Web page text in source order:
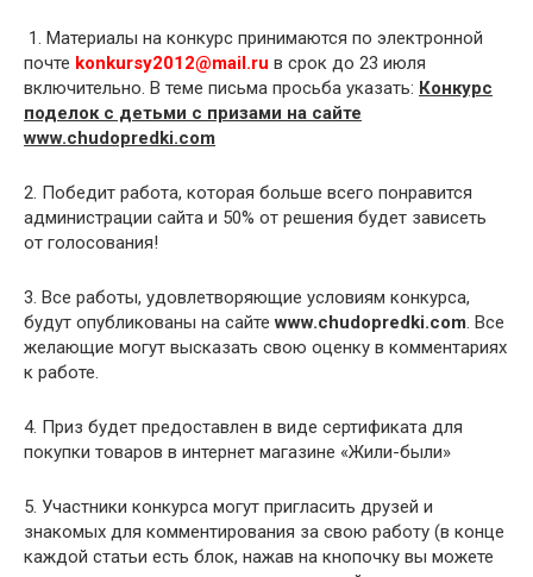
1. Материалы на конкурс принимаются по электронной
почте konkursy2012@mail.ru в срок до 23 июля
включительно. В теме письма просьба указать: Конкурс
поделок с детьми с призами на сайте
www.chudopredki.com
2. Победит работа, которая больше всего понравится
администрации сайта и 50% от решения будет зависеть
от голосования!
3. Все работы, удовлетворяющие условиям конкурса,
будут опубликованы на сайте www.chudopredki.com. Все
желающие могут высказать свою оценку в комментариях
к работе.
4. Приз будет предоставлен в виде сертификата для
покупки товаров в интернет магазине «Жили-были»
5. Участники конкурса могут пригласить друзей и
знакомых для комментирования за свою работу (в конце
каждой статьи есть блок, нажав на кнопочку вы можете